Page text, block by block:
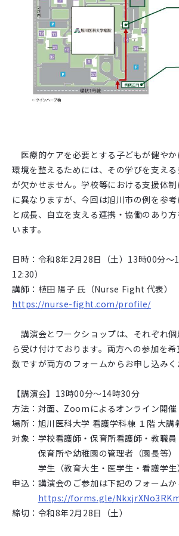
医療的ケアを必要とする子どもが健やか
環境を整えるためには、その学びを支え
が欠かせません。学校等における支援体
に異なりますが、今回は旭川市の例を参
と成長、自立を支える連携・協働のあり
います。
日時：令和8年2月28日（土）13時00分～
12:30）
講師：植田 陽子 氏（Nurse Fight 代表）
https://nurse-fight.com/profile/
講演会とワークショップは、それぞれ
ら受け付けております。両方への参加を
数ですが両方のフォームからお申し込みく
【講演会】13時00分～14時30分
方法：対面、Zoomによるオンライン開催
場所：旭川医科大学 看護学科棟 １階 大講
対象：学校看護師・保育所看護師・教職員
保育所や幼稚園の管理者（園長等）
学生（教育大生・医学生・看護学生
申込：講演会のご参加は下記のフォーム
https://forms.gle/
締切：令和8年2月28日（土）